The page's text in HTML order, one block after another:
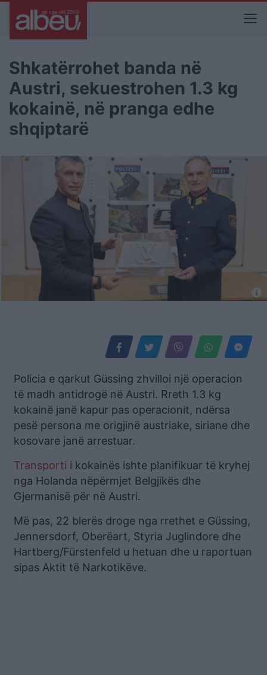
Shkatërrohet banda në
Austri, sekuestrohen 1.3 kg
kokainë, në pranga edhe
shqiptarë
Policia e qarkut Güssing zhvilloi një operacion
të madh antidrogë në Austri. Rreth 1.3 kg
kokainë janë kapur pas operacionit, ndërsa
pesë persona me origjinë austriake, siriane dhe
kosovare janë arrestuar.
Transporti i kokainës ishte planifikuar të kryhej
nga Holanda nëpërmjet Belgjikës dhe
Gjermanisë për në Austri.
Më pas, 22 blerës droge nga rrethet e Güssing,
Jennersdorf, Oberëart, Styria Juglindore dhe
Hartberg/Fürstenfeld u hetuan dhe u raportuan
sipas Aktit të Narkotikëve.